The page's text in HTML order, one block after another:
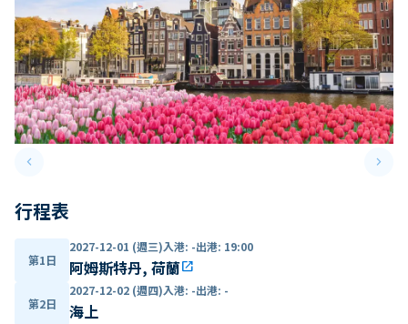
keyboard_arrow_leftPrevious slide keyboard_arrow_right
行程表
第1日
2027-12-01 (週三)入港: -出港: 19:00
阿姆斯特丹, 荷蘭open_in_new
第2日
2027-12-02 (週四)入港: -出港: -
海上